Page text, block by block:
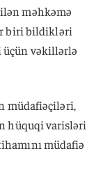
məhkəmə
biri bildikləri
vəkillərlə
müdafiəçiləri,
hüquqi varisləri
müdafiə